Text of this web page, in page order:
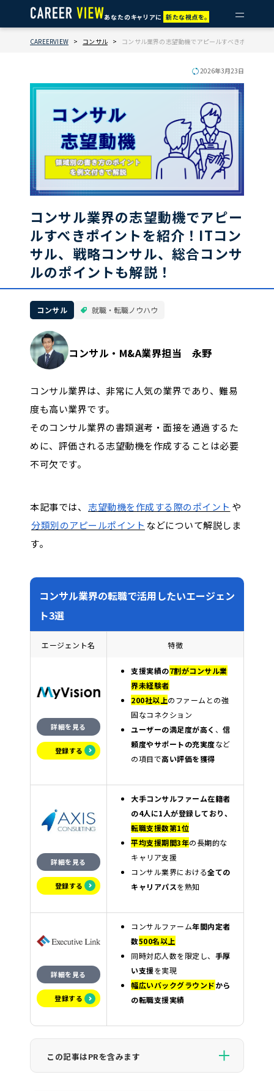
あなたのキャリアに 新たな視点を。
CAREERVIEW > コンサル > コンサル業界の志望動機でアピールすべきポイント
2026年3月23日
コンサル業界の志望動機でアピー
ルすべきポイントを紹介！ITコン
サル、戦略コンサル、総合コンサ
ルのポイントも解説！
コンサル 就職・転職ノウハウ
コンサル・M&A業界担当 永野
コンサル業界は、非常に人気の業界であり、難易
度も高い業界です。
そのコンサル業界の書類選考・面接を通過するた
めに、評価される志望動機を作成することは必要
不可欠です。
本記事では、 志望動機を作成する際のポイント や
分類別のアピールポイント などについて解説しま
す。
コンサル業界の転職で活用したいエージェン
ト3選
エージェント名 特徴
詳細を見る
登録する
支援実績の7割がコンサル業
界未経験者
200社以上のファームとの強
固なコネクション
ユーザーの満足度が高く 、 信
頼度やサポートの充実度など
の項目で高い評価を獲得
詳細を見る
登録する
大手コンサルファーム在籍者
の4人に1人が登録しており、
転職支援数第1位
平均支援期間3年の長期的な
キャリア支援
コンサル業界における全ての
キャリアパスを熟知
詳細を見る
登録する
コンサルファーム年間内定者
数500名以上
同時対応人数を限定し、 手厚
い支援を実現
幅広いバックグラウンドから
の転職支援実績
この記事はPRを含みます